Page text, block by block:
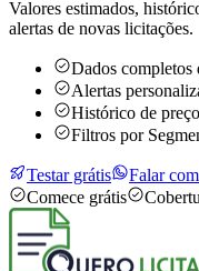
Valores estimados,
alertas de novas licitações.
Dados completos
Alertas
Histórico de
Filtros por
Testar grátis
Falar
Comece grátis